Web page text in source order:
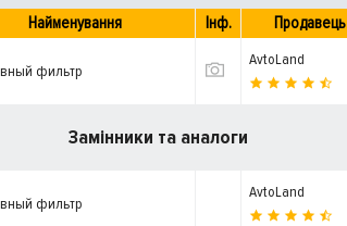
Найменування Інф. Продавець
фильтр
AvtoLand
Замінники та аналоги
фильтр
AvtoLand